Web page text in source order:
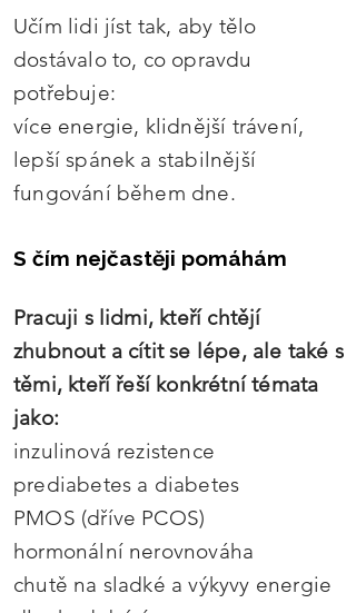
Učím lidi jíst tak, aby tělo
dostávalo to, co opravdu
potřebuje:
více energie, klidnější trávení,
lepší spánek a stabilnější
fungování během dne.
S čím nejčastěji pomáhám
Pracuji s lidmi, kteří chtějí
zhubnout a cítit se lépe, ale také s
těmi, kteří řeší konkrétní témata
jako:
inzulinová rezistence
prediabetes a diabetes
PMOS (dříve PCOS)
hormonální nerovnováha
chutě na sladké a výkyvy energie